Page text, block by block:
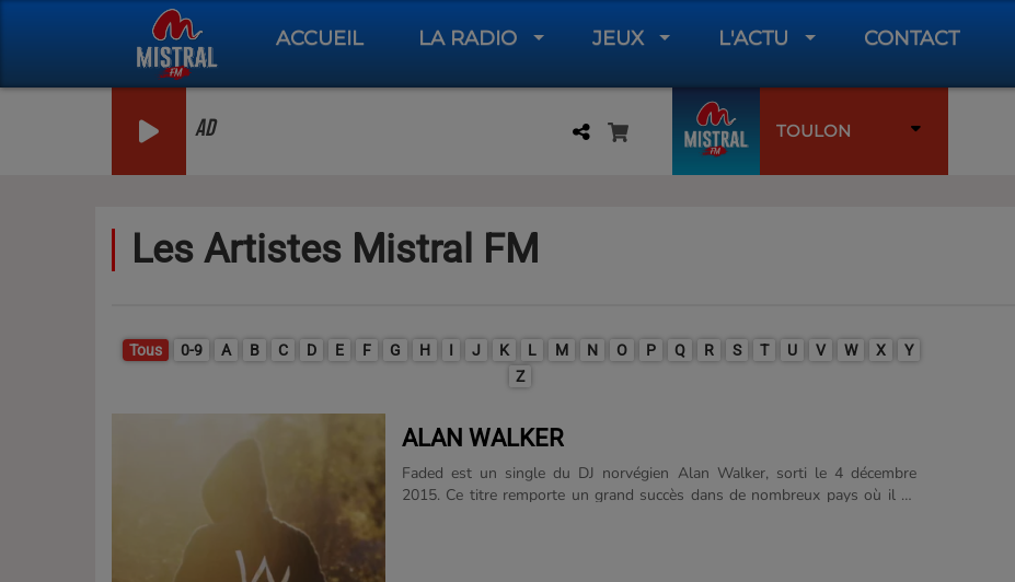
ACCUEIL LA RADIO JEUX L'ACTU CONTACT
AD TOULON
Les Artistes Mistral FM
Tous 0-9 A B C D E F G H I J K L M N O P Q R S T U V W X
Y
Z
ALAN WALKER
Faded est un single du DJ norvégien Alan Walker, sorti le 4 décembre
2015. Ce titre remporte un grand succès dans de nombreux pays où il se